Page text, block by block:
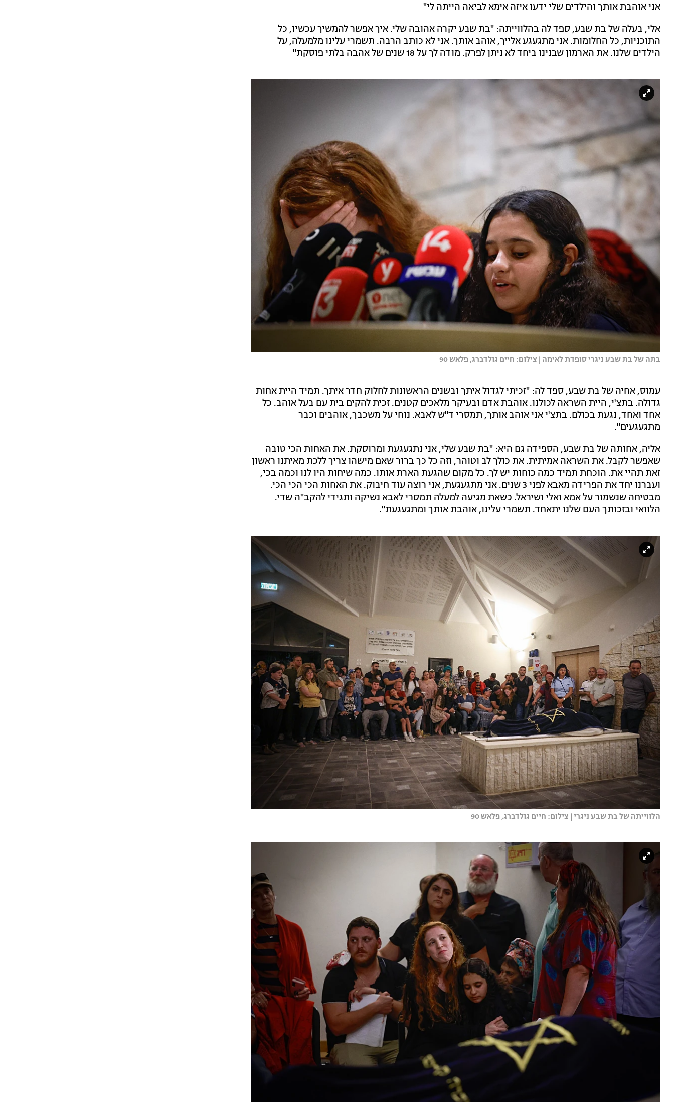
אני אוהבת אותך והילדים שלי ידעו איזה אימא לביאה הייתה לי"
אלי, בעלה של בת שבע, ספד לה בהלווייתה: "בת שבע יקרה אהובה שלי. איך אפשר להמשיך עכשיו, כל
התוכניות, כל החלומות. אני מתגעגע אלייך, אוהב אותך. אני לא כותב הרבה. תשמרי עלינו מלמעלה, על
הילדים שלנו. את הארמון שבנינו ביחד לא ניתן לפרק. מודה לך על 18 שנים של אהבה בלתי פוסקת"
בתה של בת שבע ניגרי סופדת לאימה | צילום: חיים גולדברג, פלאש 90
עמוס, אחיה של בת שבע, ספד לה: "זכיתי לגדול איתך ובשנים הראשונות לחלוק חדר איתך. תמיד היית אחות
גדולה. בתצ'י, היית השראה לכולנו. אוהבת אדם ובעיקר מלאכים קטנים. זכית להקים בית עם בעל אוהב. כל
אחד ואחד, נגעת בכולם. בתצ'י אני אוהב אותך, תמסרי ד"ש לאבא. נוחי על משכבך, אוהבים וכבר
מתגעגעים".
אליה, אחותה של בת שבע, הספידה גם היא: "בת שבע שלי, אני נתגעגעת ומרוסקת. את האחות הכי טובה
שאפשר לקבל. את השראה אמיתית. את כולך לב וטוהר, וזה כל כך ברור שאם מישהו צריך ללכת מאיתנו ראשון
זאת תהיי את. הוכחת תמיד כמה כוחות יש לך. כל מקום שהגעת הארת אותו. כמה שיחות היו לנו וכמה בכי,
ועברנו יחד את הפרידה מאבא לפני 3 שנים. אני מתגעגעת, אני רוצה עוד חיבוק. את האחות הכי הכי הכי.
מבטיחה שנשמור על אמא ואלי ושיראל. כשאת מגיעה למעלה תמסרי לאבא נשיקה ותגידי להקב"ה שדי.
הלוואי ובזכותך העם שלנו יתאחד. תשמרי עלינו, אוהבת אותך ומתגעגעת".
הלווייתה של בת שבע ניגרי | צילום: חיים גולדברג, פלאש 90